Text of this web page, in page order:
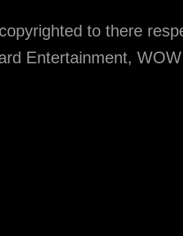
to there
Entertainment,